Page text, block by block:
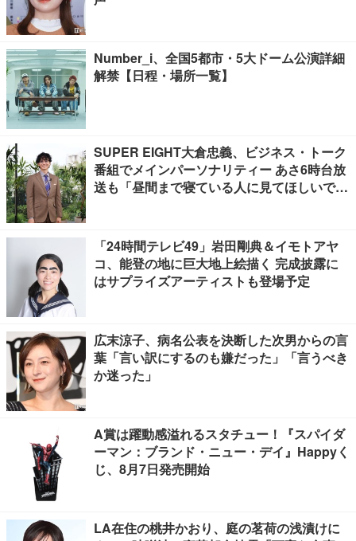
Number_i、全国5都市・5大ドーム公演詳細
解禁【日程・場所一覧】
SUPER EIGHT大倉忠義、ビジネス・トーク
番組でメインパーソナリティー あさ6時台放
送も「昼間まで寝ている人に見てほしいで
「24時間テレビ49」岩田剛典＆イモトアヤ
コ、能登の地に巨大地上絵描く 完成披露に
はサプライズアーティストも登場予定
広末涼子、病名公表を決断した次男からの言
葉「言い訳にするのも嫌だった」「言うべき
か迷った」
A賞は躍動感溢れるスタチュー！『スパイダ
ーマン：ブランド・ニュー・デイ』Happyく
じ、8月7日発売開始
LA在住の桃井かおり、庭の茗荷の浅漬けに